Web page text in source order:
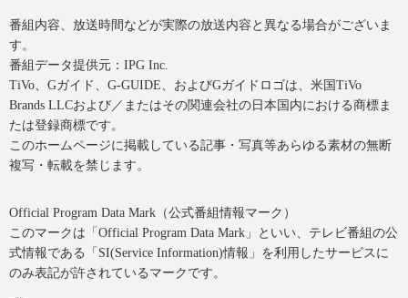
番組内容、放送時間などが実際の放送内容と異なる場合がございま
す。
番組データ提供元：IPG Inc.
TiVo、Gガイド、G-GUIDE、およびGガイドロゴは、米国TiVo
Brands LLCおよび／またはその関連会社の日本国内における商標ま
たは登録商標です。
このホームページに掲載している記事・写真等あらゆる素材の無断
複写・転載を禁じます。
Official Program Data Mark（公式番組情報マーク）
このマークは「Official Program Data Mark」といい、テレビ番組の公
式情報である「SI(Service Information)情報」を利用したサービスに
のみ表記が許されているマークです。